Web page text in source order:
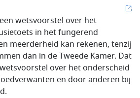
wetsvoorstel over het
in het fungerend
meerderheid kan rekenen, tenzij
dan in de Tweede Kamer. Dat
over het onderscheid
en door anderen bij